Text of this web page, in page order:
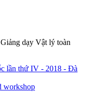
dạy Vật lý toàn
lần thứ IV - 2018 - Đà
workshop